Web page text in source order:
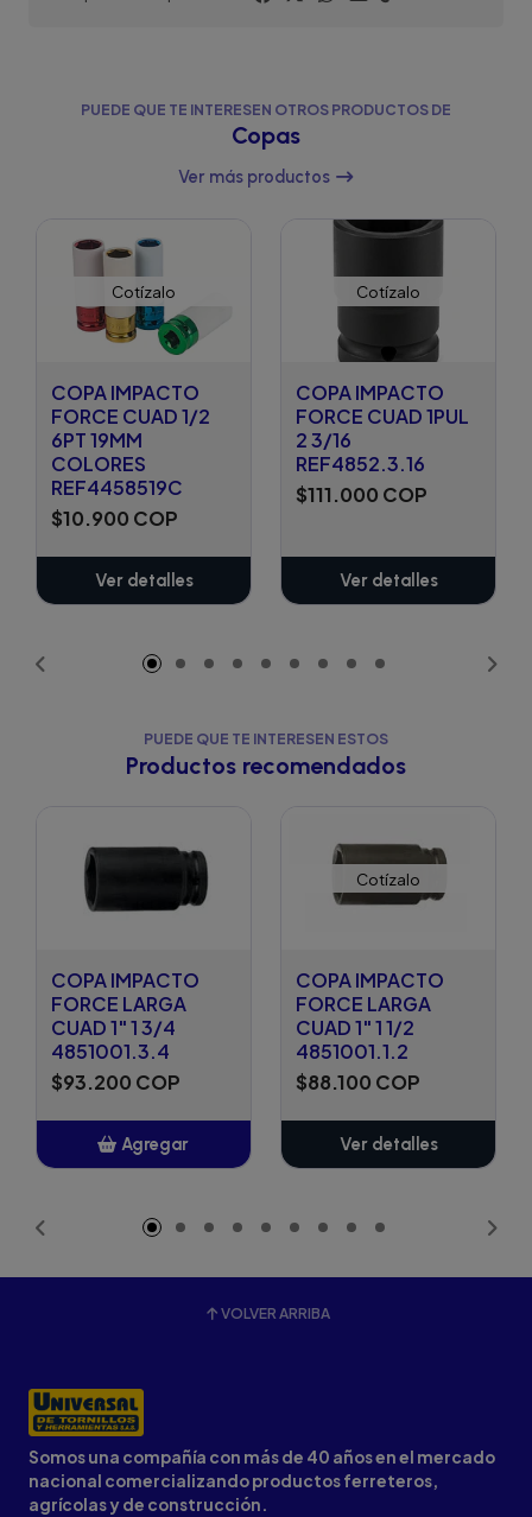
PUEDE QUE TE INTERESEN OTROS PRODUCTOS DE
Copas
Ver más productos
Cotízalo
COPA IMPACTO
FORCE CUAD 1/2
6PT 19MM
COLORES
REF4458519C
$10.900 COP
Ver detalles
Cotízalo
COPA IMPACTO
FORCE CUAD 1PUL
2 3/16
REF4852.3.16
$111.000 COP
Ver detalles
PUEDE QUE TE INTERESEN ESTOS
Productos recomendados
COPA IMPACTO
FORCE LARGA
CUAD 1" 1 3/4
4851001.3.4
$93.200 COP
Agregar
Cotízalo
COPA IMPACTO
FORCE LARGA
CUAD 1" 1 1/2
4851001.1.2
$88.100 COP
Ver detalles
VOLVER ARRIBA
Somos una compañía con más de 40 años en el mercado
nacional comercializando productos ferreteros,
agrícolas y de construcción.